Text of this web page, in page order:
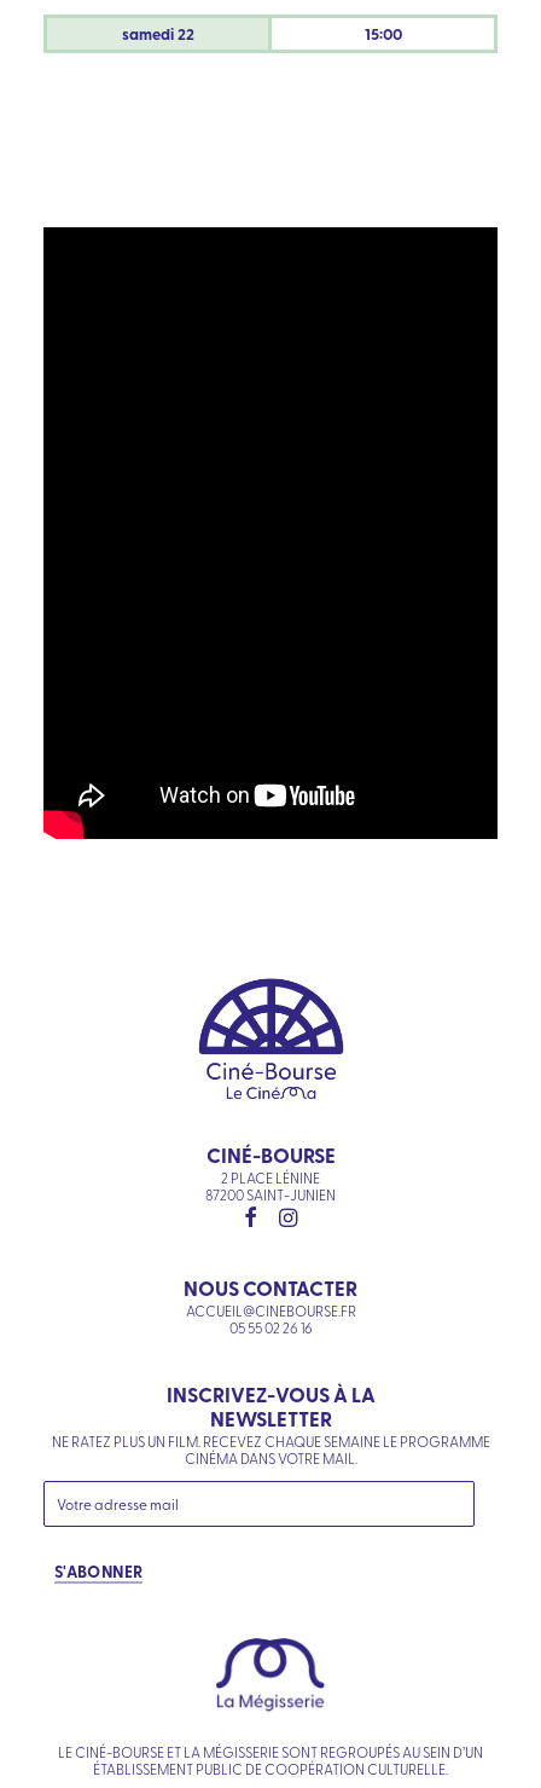
samedi22 15:00
CINÉ-BOURSE
2 PLACE LÉNINE
87200 SAINT-JUNIEN
NOUS CONTACTER
ACCUEIL@CINEBOURSE.FR
05 55 02 26 16
INSCRIVEZ-VOUS À LA
NEWSLETTER
NE RATEZ PLUS UN FILM. RECEVEZ CHAQUE SEMAINE LE PROGRAMME
CINÉMA DANS VOTRE MAIL.
S'ABONNER
LE CINÉ-BOURSE ET LA MÉGISSERIE SONT REGROUPÉS AU SEIN D’UN
ÉTABLISSEMENT PUBLIC DE COOPÉRATION CULTURELLE.